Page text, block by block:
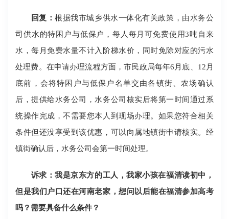
回复：根据我市城乡供水一体化有关政策，由水务公
司供水的特困户与低保户，每人每月可免费使用3吨自来
水，每月免费水量不计入阶梯水价，同时免除对应的污水
处理费。在申请办理流程方面，市民政局每年6月底、12月
底前，会将特困户与低保户名单交由各镇街、农场确认
后，提供给水务公司，水务公司核实后将第一时间通过系
统操作完成，不需要您本人到现场办理。如果您符合相关
条件但还没享受到该优惠，可以向属地镇街申请核实。经
镇街确认后，水务公司会第一时间处理。
诉求：我是京东方的工人，我家小孩在福清读初中，
但是我们户口还在河南老家，想问以后能在福清参加高考
吗？需要具备什么条件？